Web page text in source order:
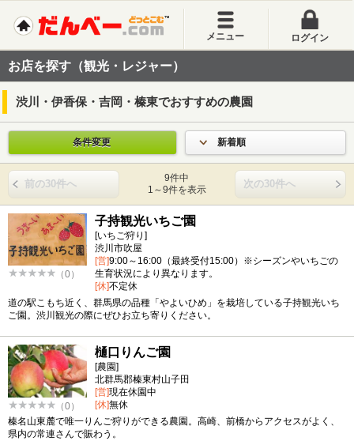
メニュー ログイン
お店を探す（観光・レジャー）
渋川・伊香保・吉岡・榛東でおすすめの農園
条件変更 新着順
前の30件へ
9件中
1～9件を表示
次の30件へ
（0）
子持観光いちご園
[いちご狩り]
渋川市吹屋
[営]9:00～16:00（最終受付15:00）※シーズンやいちごの
生育状況により異なります。
[休]不定休
道の駅こもち近く、群馬県の品種「やよいひめ」を栽培している子持観光いち
ご園。渋川観光の際にぜひお立ち寄りください。
（0）
樋口りんご園
[農園]
北群馬郡榛東村山子田
[営]現在休園中
[休]無休
榛名山東麓で唯一りんご狩りができる農園。高崎、前橋からアクセスがよく、
県内の常連さんで賑わう。